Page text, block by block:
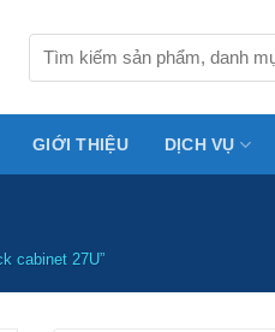
kiếm:
GIỚI THIỆU DỊCH VỤ
cabinet 27U”